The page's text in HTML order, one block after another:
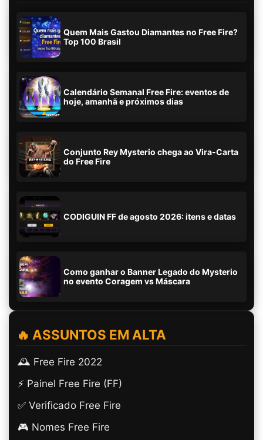
Quem Mais Gastou Diamantes no Free Fire?
Top 100 Brasil
Calendário Semanal Free Fire: eventos de
hoje, amanhã e próximos dias
Conjunto Rey Mysterio chega ao Vira-Carta
do Free Fire
CODIGUIN FF de agosto 2026: itens e datas
Como ganhar o Banner Legado do Mysterio
no evento Coragem vs Máscara
🔥 ASSUNTOS EM ALTA
🕰️ Free Fire 2022
⚡ Painel Free Fire (FF)
✅ Verificado Free Fire
🎮 Nomes Free Fire